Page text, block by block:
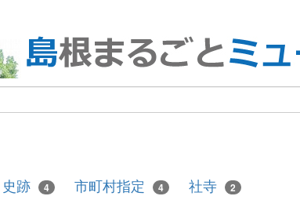
史跡 4 市町村指定 4 社寺 2